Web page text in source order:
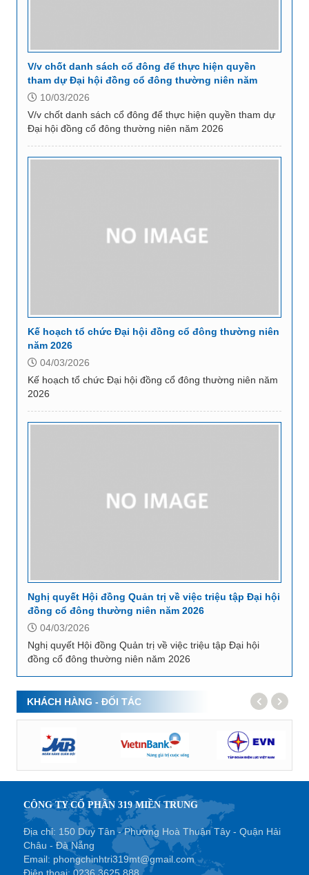
V/v chốt danh sách cổ đông để thực hiện quyền
tham dự Đại hội đồng cổ đông thường niên năm
202610/03/2026
V/v chốt danh sách cổ đông để thực hiện quyền tham dự
Đại hội đồng cổ đông thường niên năm 2026
Kế hoạch tổ chức Đại hội đồng cổ đông thường niên
năm 2026
04/03/2026
Kế hoạch tổ chức Đại hội đồng cổ đông thường niên năm
2026
Nghị quyết Hội đồng Quản trị về việc triệu tập Đại hội
đồng cổ đông thường niên năm 2026
04/03/2026
Nghị quyết Hội đồng Quản trị về việc triệu tập Đại hội
đồng cổ đông thường niên năm 2026
KHÁCH HÀNG - ĐỐI TÁC
CÔNG TY CỔ PHẦN 319 MIỀN TRUNG
Địa chỉ: 150 Duy Tân - Phường Hoà Thuận Tây - Quận Hải
Châu - Đà Nẵng
Email: phongchinhtri319mt@gmail.com